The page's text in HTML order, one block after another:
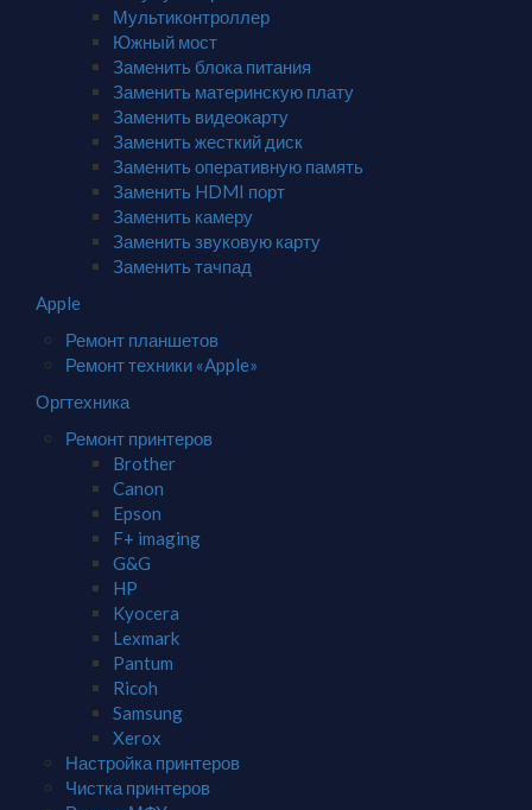
Мультиконтроллер
Южный мост
Заменить блока питания
Заменить материнскую плату
Заменить видеокарту
Заменить жесткий диск
Заменить оперативную память
Заменить HDMI порт
Заменить камеру
Заменить звуковую карту
Заменить тачпад
Apple
Ремонт планшетов
Ремонт техники «Apple»
Оргтехника
Ремонт принтеров
Brother
Canon
Epson
F+ imaging
G&G
HP
Kyocera
Lexmark
Pantum
Ricoh
Samsung
Xerox
Настройка принтеров
Чистка принтеров